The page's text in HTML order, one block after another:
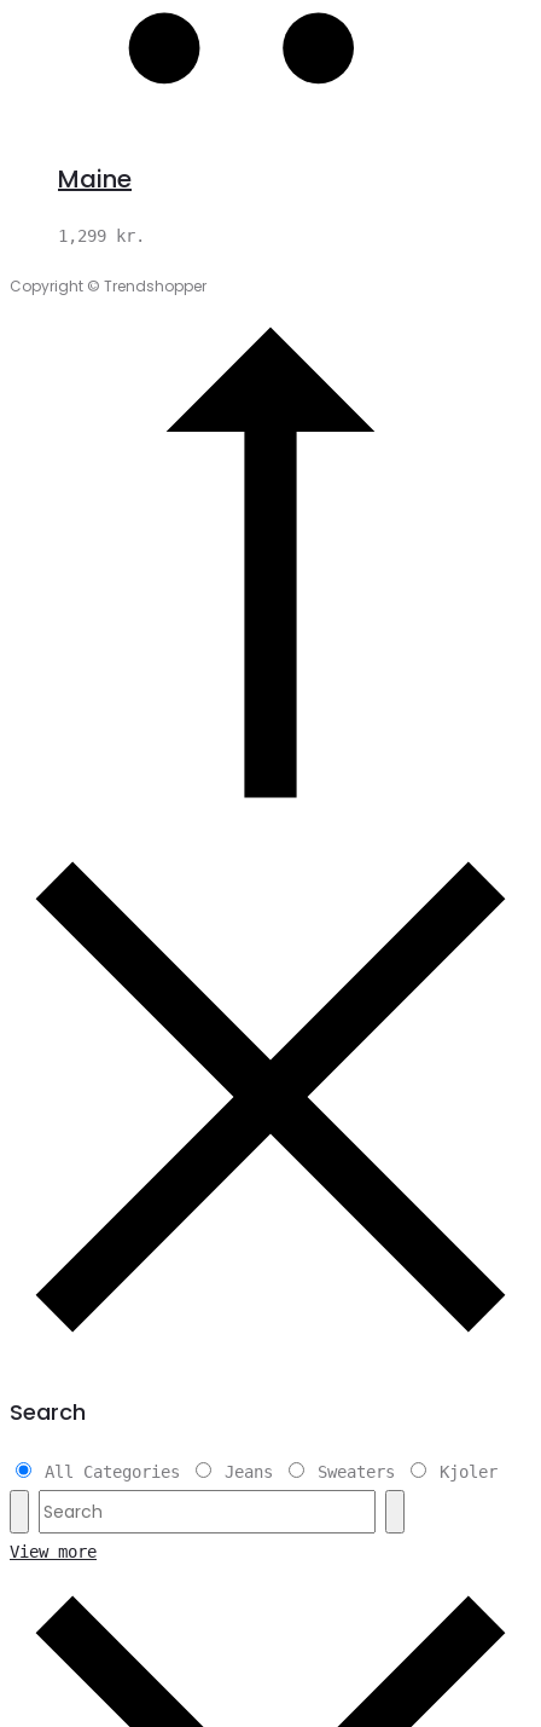
Maine
1,299 kr.
Copyright © Trendshopper
Search
All Categories Jeans Sweaters Kjoler
View more